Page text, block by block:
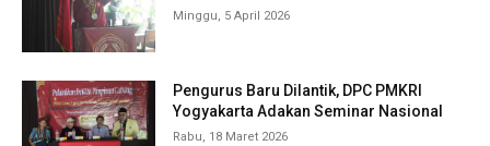
Minggu, 5 April 2026
Pengurus Baru Dilantik, DPC PMKRI
Yogyakarta Adakan Seminar Nasional
Rabu, 18 Maret 2026